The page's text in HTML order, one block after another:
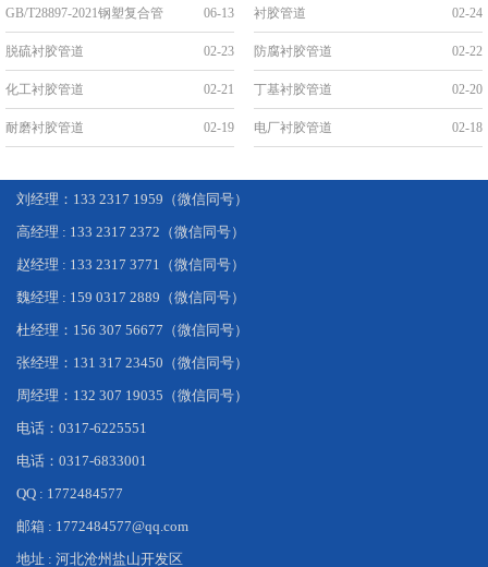
GB/T28897-2021钢塑复合管 06-13 衬胶管道 02-24
脱硫衬胶管道 02-23 防腐衬胶管道 02-22
化工衬胶管道 02-21 丁基衬胶管道 02-20
耐磨衬胶管道 02-19 电厂衬胶管道 02-18
刘经理：133 2317 1959（微信同号）
高经理 : 133 2317 2372（微信同号）
赵经理 : 133 2317 3771（微信同号）
魏经理 : 159 0317 2889（微信同号）
杜经理：156 307 56677（微信同号）
张经理：131 317 23450（微信同号）
周经理：132 307 19035（微信同号）
电话：0317-6225551
电话：0317-6833001
QQ : 1772484577
邮箱 : 1772484577@qq.com
地址 : 河北沧州盐山开发区